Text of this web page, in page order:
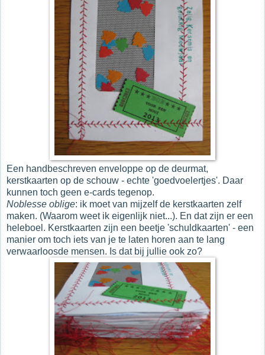
Een handbeschreven enveloppe op de deurmat,
kerstkaarten op de schouw - echte 'goedvoelertjes'. Daar
kunnen toch geen e-cards tegenop.
Noblesse oblige: ik moet van mijzelf de kerstkaarten zelf
maken. (Waarom weet ik eigenlijk niet...). En dat zijn er een
heleboel. Kerstkaarten zijn een beetje 'schuldkaarten' - een
manier om toch iets van je te laten horen aan te lang
verwaarloosde mensen. Is dat bij jullie ook zo?